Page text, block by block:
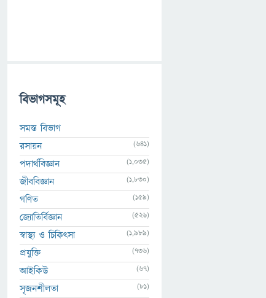
বিভাগসমূহ
সমস্ত বিভাগ
রসায়ন
(641)
পদার্থবিজ্ঞান (1,035)
জীববিজ্ঞান (1,830)
গণিত (159)
জ্যোতির্বিজ্ঞান (526)
স্বাস্থ্য ও চিকিৎসা (1,989)
প্রযুক্তি (736)
আইকিউ (67)
সৃজনশীলতা (81)